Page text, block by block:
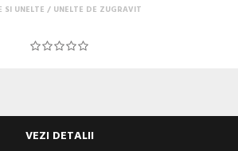
SI UNELTE UNELTE DE ZUGRAVIT
VEZI DETALII